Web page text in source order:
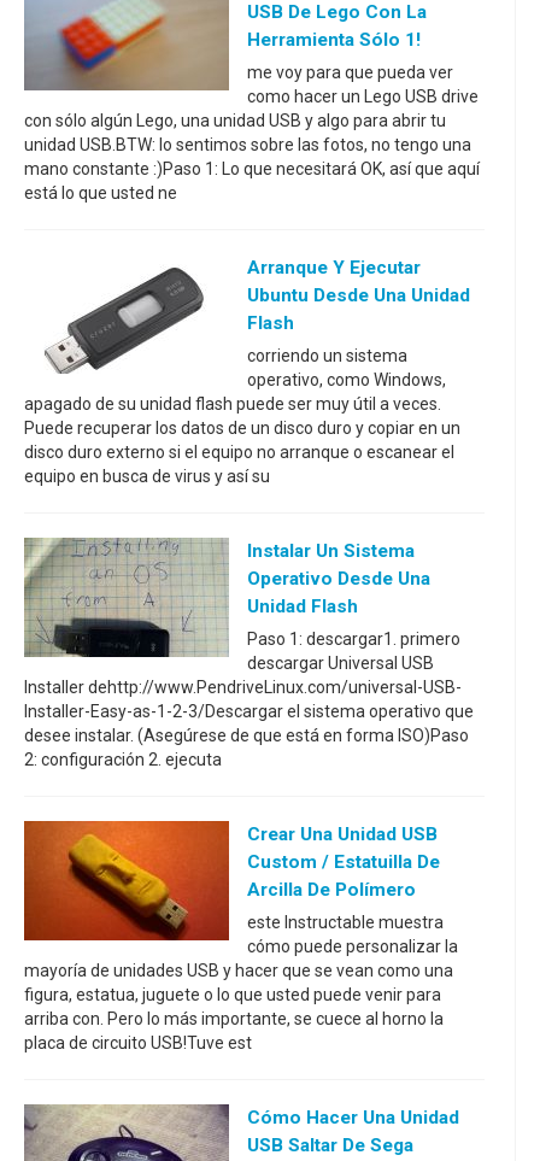
USB De Lego Con La
Herramienta Sólo 1!
me voy para que pueda ver
como hacer un Lego USB drive
con sólo algún Lego, una unidad USB y algo para abrir tu
unidad USB.BTW: lo sentimos sobre las fotos, no tengo una
mano constante :)Paso 1: Lo que necesitará OK, así que aquí
está lo que usted ne
Arranque Y Ejecutar
Ubuntu Desde Una Unidad
Flash
corriendo un sistema
operativo, como Windows,
apagado de su unidad flash puede ser muy útil a veces.
Puede recuperar los datos de un disco duro y copiar en un
disco duro externo si el equipo no arranque o escanear el
equipo en busca de virus y así su
Instalar Un Sistema
Operativo Desde Una
Unidad Flash
Paso 1: descargar1. primero
descargar Universal USB
Installer dehttp://www.PendriveLinux.com/universal-USB-
Installer-Easy-as-1-2-3/Descargar el sistema operativo que
desee instalar. (Asegúrese de que está en forma ISO)Paso
2: configuración 2. ejecuta
Crear Una Unidad USB
Custom / Estatuilla De
Arcilla De Polímero
este Instructable muestra
cómo puede personalizar la
mayoría de unidades USB y hacer que se vean como una
figura, estatua, juguete o lo que usted puede venir para
arriba con. Pero lo más importante, se cuece al horno la
placa de circuito USB!Tuve est
Cómo Hacer Una Unidad
USB Saltar De Sega